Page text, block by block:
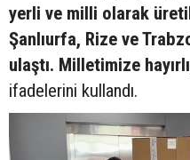
yerli ve milli olarak
Şanlıurfa, Rize ve
ulaştı. Milletimize
ifadelerini kullandı.